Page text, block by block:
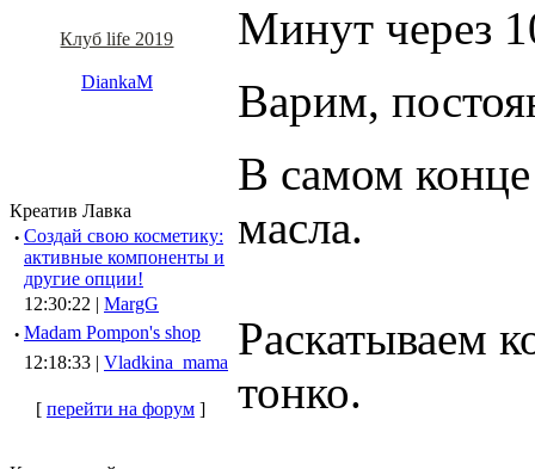
Клуб life 2019
DiankaM
Креатив Лавка
· Создай свою косметику:
активные компоненты и
другие опции!
12:30:22 | MargG
· Madam Pompon's shop
12:18:33 | Vladkina_mama
[ перейти на форум ]
Минут через
Варим,
В самом конце
масла.
Раскатываем
тонко.